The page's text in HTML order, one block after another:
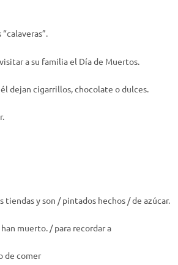
a su familia el Día de Muertos.
dejan cigarrillos, chocolate o dulces.
tiendas y son / pintados hechos / de azúcar.
muerto. / para recordar a
de comer